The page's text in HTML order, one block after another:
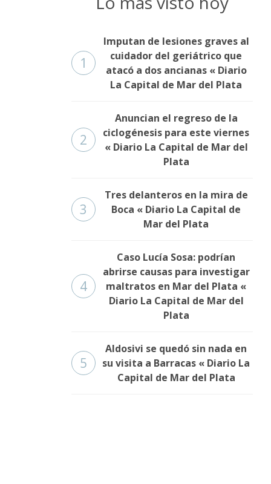
1
Imputan de lesiones graves al
cuidador del geriátrico que
atacó a dos ancianas « Diario
La Capital de Mar del Plata
2
Anuncian el regreso de la
ciclogénesis para este viernes
« Diario La Capital de Mar del
Plata
3
Tres delanteros en la mira de
Boca « Diario La Capital de
Mar del Plata
4
Caso Lucía Sosa: podrían
abrirse causas para investigar
maltratos en Mar del Plata «
Diario La Capital de Mar del
Plata
5
Aldosivi se quedó sin nada en
su visita a Barracas « Diario La
Capital de Mar del Plata